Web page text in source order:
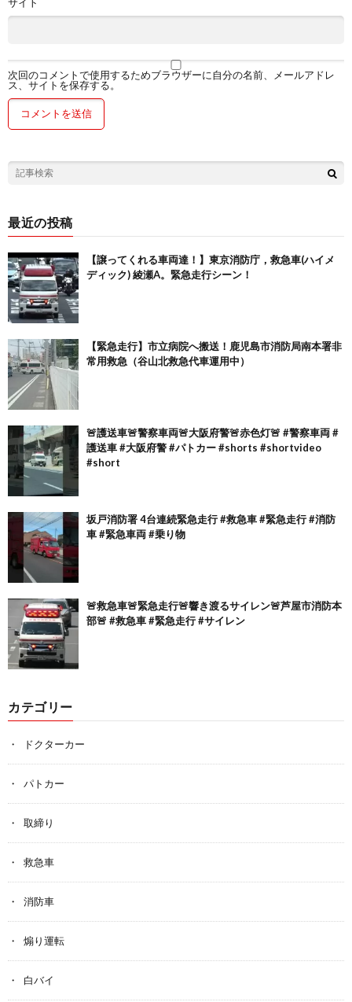
次回のコメントで使用するためブラウザーに自分の名前、メールアドレ
ス、サイトを保存する。
最近の投稿
【譲ってくれる車両達！】東京消防庁，救急車(ハイメ
ディック) 綾瀬A。緊急走行シーン！
【緊急走行】市立病院へ搬送！鹿児島市消防局南本署非
常用救急（谷山北救急代車運用中）
🚨護送車🚨警察車両🚨大阪府警🚨赤色灯🚨 #警察車両 #
護送車 #大阪府警 #パトカー #shorts #shortvideo
#short
坂戸消防署 4台連続緊急走行 #救急車 #緊急走行 #消防
車 #緊急車両 #乗り物
🚨救急車🚨緊急走行🚨響き渡るサイレン🚨芦屋市消防本
部🚨 #救急車 #緊急走行 #サイレン
カテゴリー
ドクターカー
パトカー
取締り
救急車
消防車
煽り運転
白バイ